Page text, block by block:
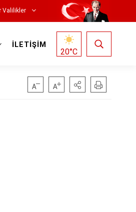
Valilikler
İLETİŞİM
20°C